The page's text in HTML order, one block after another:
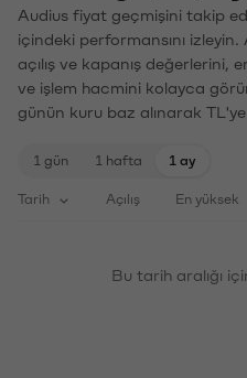
Audius fiyat geçmişini takip
içindeki performansını
açılış ve kapanış değerlerini,
ve işlem hacmini kolayca
günün kuru baz alınarak
1 gün 1 hafta 1 ay
Tarih Açılış En yüksek
Bu tarih aralığı